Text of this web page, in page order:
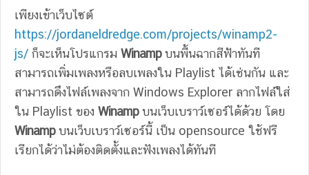
เพียงเข้าเว็บไซต์
https://jordaneldredge.com/projects/winamp2-
js/ ก็จะเห็นโปรแกรม Winampบนพื้นฉากสีฟ้าทันที
สามารถเพิ่มเพลงหรือลบเพลงใน Playlist ได้เช่นกัน และ
สามารถดึงไฟล์เพลงจาก Windows Explorer ลากไฟล์ใส่
ใน Playlist ของ Winampบนเว็บเบราว์เซอร์ได้ด้วย โดย
Winampบนเว็บเบราว์เซอร์นี้ เป็น opensource ใช้ฟรี
เรียกได้ว่าไม่ต้องติดตั้งและฟังเพลงได้ทันที